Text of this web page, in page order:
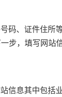
码、证件住所
步，填写网站信
信息其中包括